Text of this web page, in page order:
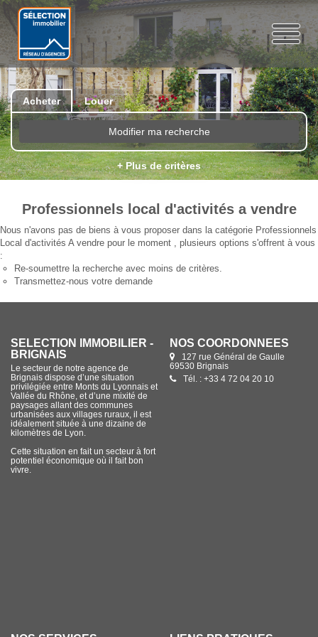
Acheter Louer
Modifier ma recherche
+ Plus de critères
Professionnels local d'activités a vendre
Nous n'avons pas de biens à vous proposer dans la catégorie Professionnels
Local d'activités A vendre pour le moment , plusieurs options s'offrent à vous
:
Re-soumettre la recherche avec moins de critères.
Transmettez-nous votre demande
SÉLECTION IMMOBILIER -
BRIGNAIS
Le secteur de notre agence de
Brignais dispose d’une situation
privilégiée entre Monts du Lyonnais et
Vallée du Rhône, et d’une mixité de
paysages allant des communes
urbanisées aux villages ruraux, il est
idéalement située à une dizaine de
kilomètres de Lyon.
Cette situation en fait un secteur à fort
potentiel économique où il fait bon
vivre.
NOS COORDONNÉES
127 rue Général de Gaulle
69530 Brignais
Tél. : +33 4 72 04 20 10